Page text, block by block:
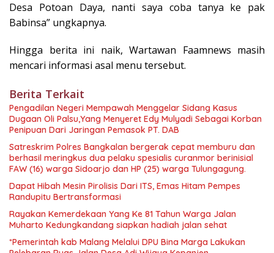
Desa Potoan Daya, nanti saya coba tanya ke pak
Babinsa” ungkapnya.
Hingga berita ini naik, Wartawan Faamnews masih
mencari informasi asal menu tersebut.
Berita Terkait
Pengadilan Negeri Mempawah Menggelar Sidang Kasus
Dugaan Oli Palsu,Yang Menyeret Edy Mulyadi Sebagai Korban
Penipuan Dari Jaringan Pemasok PT. DAB
Satreskrim Polres Bangkalan bergerak cepat memburu dan
berhasil meringkus dua pelaku spesialis curanmor berinisial
FAW (16) warga Sidoarjo dan HP (25) warga Tulungagung.
Dapat Hibah Mesin Pirolisis Dari ITS, Emas Hitam Pempes
Randupitu Bertransformasi
Rayakan Kemerdekaan Yang Ke 81 Tahun Warga Jalan
Muharto Kedungkandang siapkan hadiah jalan sehat
*Pemerintah kab Malang Melalui DPU Bina Marga Lakukan